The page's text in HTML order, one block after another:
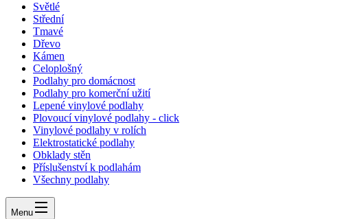
Světlé
Střední
Tmavé
Dřevo
Kámen
Celoplošný
Podlahy pro domácnost
Podlahy pro komerční užití
Lepené vinylové podlahy
Plovoucí vinylové podlahy - click
Vinylové podlahy v rolích
Elektrostatické podlahy
Obklady stěn
Příslušenství k podlahám
Všechny podlahy
Menu